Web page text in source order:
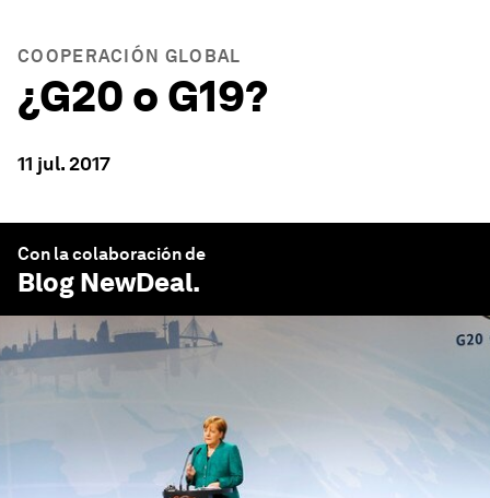
COOPERACIÓN GLOBAL
¿G20 o G19?
11 jul. 2017
Con la colaboración de
Blog NewDeal.